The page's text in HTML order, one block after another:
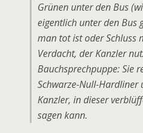
Grünen unter den Bus
eigentlich unter den Bus
man tot ist oder Schluss
Verdacht, der Kanzler
Bauchsprechpuppe: Sie
Schwarze-Null-
Kanzler, in dieser
sagen kann.